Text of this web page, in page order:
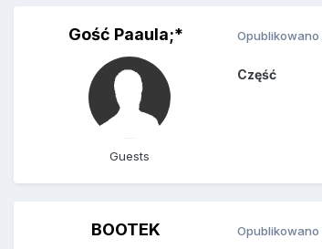
Gość Paaula;*
Guests
Opublikowano
Część
BOOTEK Opublikowano